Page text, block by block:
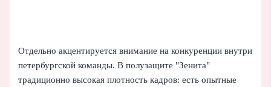
Отдельно акцентируется внимание на конкуренции внутри
петербургской команды. В полузащите "Зенита"
традиционно высокая плотность кадров: есть опытные